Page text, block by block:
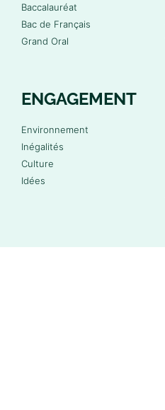
Baccalauréat
Bac de Français
Grand Oral
ENGAGEMENT
Environnement
Inégalités
Culture
Idées